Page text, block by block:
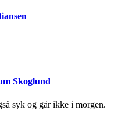
Skoglund
syk og går ikke i morgen.